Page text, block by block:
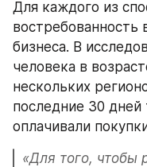
Для каждого из
востребованность
бизнеса. В
человека в
нескольких
последние 30
оплачивали
«Для того, чтобы